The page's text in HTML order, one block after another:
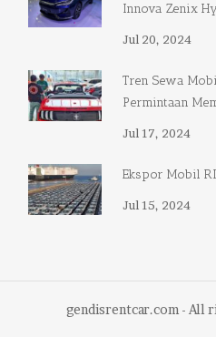
Innova Zenix
Jul 20, 2024
Tren Sewa
Permintaan
Jul 17, 2024
Ekspor Mobil RI
Jul 15, 2024
gendisrentcar.com - All